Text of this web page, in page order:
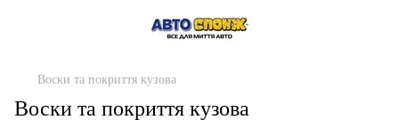
Воски та покриття кузова
Воски та покриття кузова